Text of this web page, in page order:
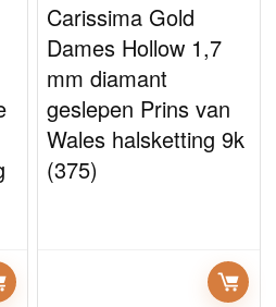
Carissima Gold
Dames Hollow 1,7
mm diamant
geslepen Prins van
Wales halsketting 9k
(375)